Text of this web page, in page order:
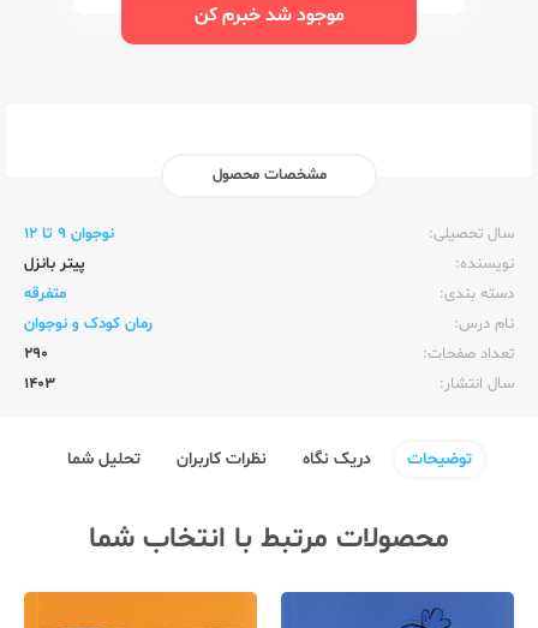
موجود شد خبرم کن
مشخصات محصول
سال تحصیلی:‌
نوجوان 9 تا 12
نویسنده:‌
پیتر بانزل
دسته بندی:
متفرقه
نام درس:
رمان کودک و نوجوان
تعداد صفحات:‌
290
سال انتشار:‌
1403
توضیحات دریک نگاه نظرات کاربران تحلیل شما
محصولات مرتبط با انتخاب شما